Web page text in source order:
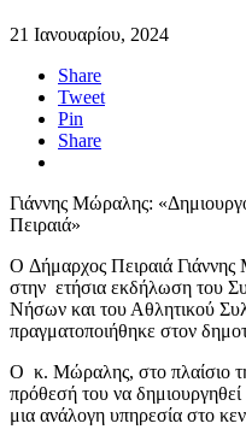
21 Ιανουαρίου, 2024
Share
Tweet
Pin
Share
Γιάννης Μώραλης:
Πειραιά»
O Δήμαρχος Πειραιά
στην ετήσια εκδήλωση του
Νήσων και του Αθλητικού
πραγματοποιήθηκε στον
Ο κ. Μώραλης, στο πλαίσιο
πρόθεσή του να
μια ανάλογη υπηρεσία στο